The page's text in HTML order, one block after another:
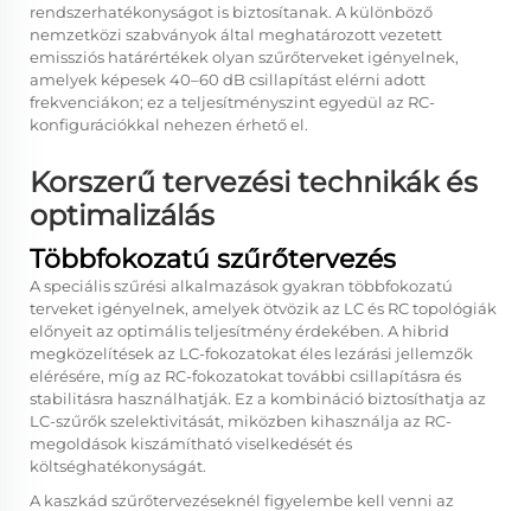
rendszerhatékonyságot is biztosítanak. A különböző
nemzetközi szabványok által meghatározott vezetett
emissziós határértékek olyan szűrőterveket igényelnek,
amelyek képesek 40–60 dB csillapítást elérni adott
frekvenciákon; ez a teljesítményszint egyedül az RC-
konfigurációkkal nehezen érhető el.
Korszerű tervezési technikák és
optimalizálás
Többfokozatú szűrőtervezés
A speciális szűrési alkalmazások gyakran többfokozatú
terveket igényelnek, amelyek ötvözik az LC és RC topológiák
előnyeit az optimális teljesítmény érdekében. A hibrid
megközelítések az LC-fokozatokat éles lezárási jellemzők
elérésére, míg az RC-fokozatokat további csillapításra és
stabilitásra használhatják. Ez a kombináció biztosíthatja az
LC-szűrők szelektivitását, miközben kihasználja az RC-
megoldások kiszámítható viselkedését és
költséghatékonyságát.
A kaszkád szűrőtervezéseknél figyelembe kell venni az